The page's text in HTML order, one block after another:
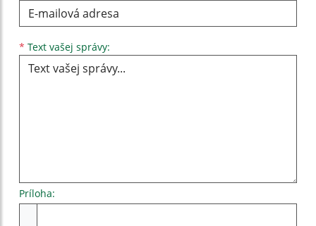
* Text vašej správy:
Príloha: